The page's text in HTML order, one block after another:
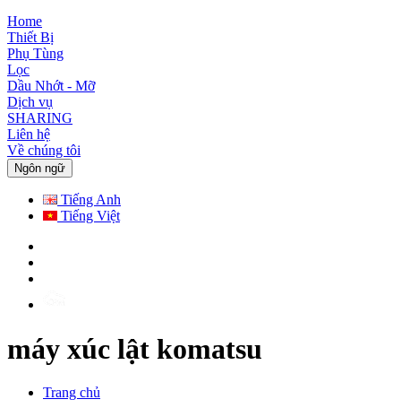
Home
Thiết Bị
Phụ Tùng
Lọc
Dầu Nhớt - Mỡ
Dịch vụ
SHARING
Liên hệ
Về chúng tôi
Ngôn ngữ
Tiếng Anh
Tiếng Việt
máy xúc lật komatsu
Trang chủ